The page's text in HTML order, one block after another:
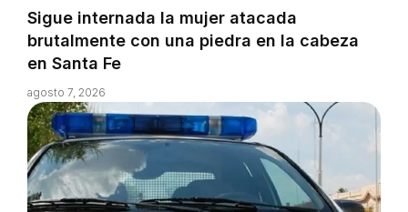
Sigue internada la mujer atacada
brutalmente con una piedra en la cabeza
en Santa Fe
agosto 7, 2026